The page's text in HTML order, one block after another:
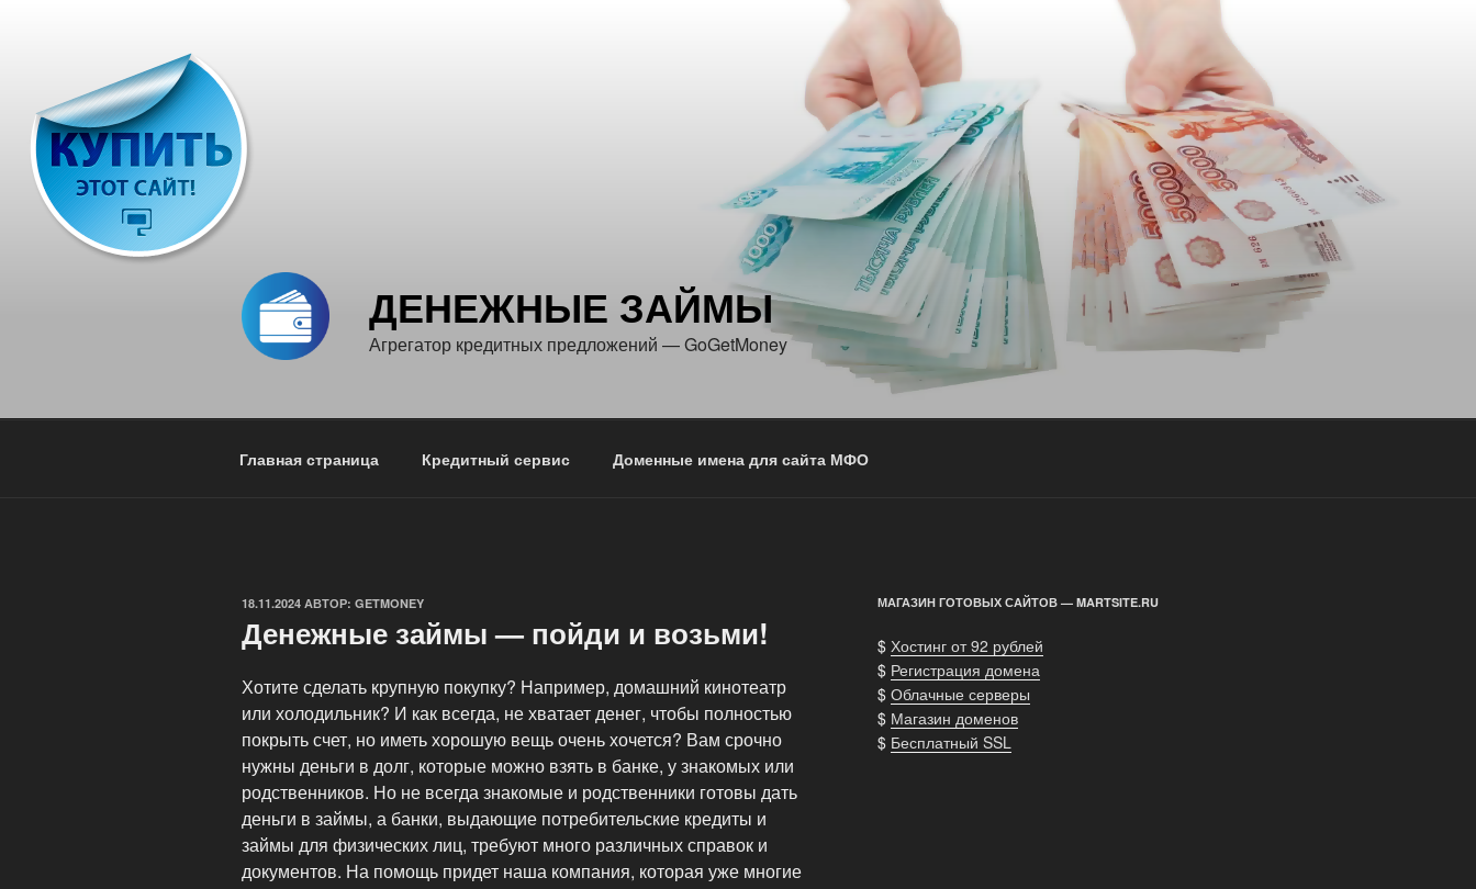
ДЕНЕЖНЫЕ ЗАЙМЫ
Агрегатор кредитных предложений — GoGetMoney
Главная страница Кредитный сервис Доменные имена для сайта МФО
ОПУБЛИКОВАНО
18.11.2024 АВТОР: GETMONEY
Денежные займы — пойди и возьми!
Хотите сделать крупную покупку? Например, домашний кинотеатр
или холодильник? И как всегда, не хватает денег, чтобы полностью
покрыть счет, но иметь хорошую вещь очень хочется? Вам срочно
нужны деньги в долг, которые можно взять в банке, у знакомых или
родственников. Но не всегда знакомые и родственники готовы дать
деньги в займы, а банки, выдающие потребительские кредиты и
займы для физических лиц, требуют много различных справок и
документов. На помощь придет наша компания, которая уже многие
МАГАЗИН ГОТОВЫХ САЙТОВ — MARTSITE.RU
$ Хостинг от 92 рублей
$ Регистрация домена
$ Облачные серверы
$ Магазин доменов
$ Бесплатный SSL